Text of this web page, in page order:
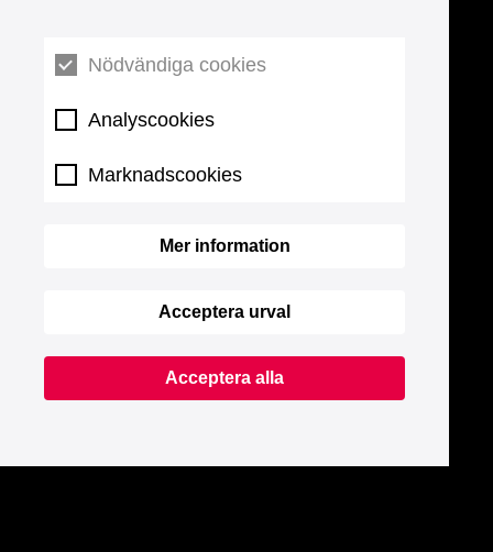
Nödvändiga cookies
Analyscookies
Marknadscookies
Mer information
Acceptera urval
Acceptera alla